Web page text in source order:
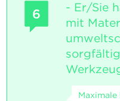
6
- Er/Sie
mit